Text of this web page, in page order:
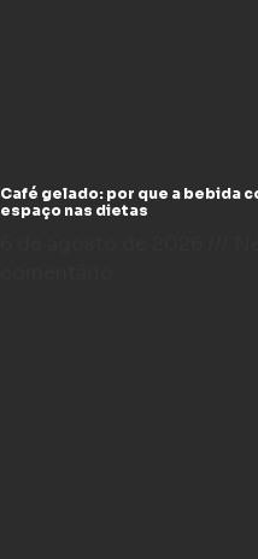
Café gelado: por que a bebida
espaço nas dietas